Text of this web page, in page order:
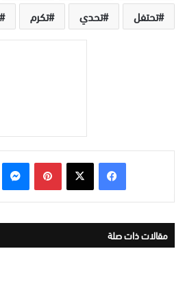
تحتفل
تحدي تكرم
بينتيريست
مقالات ذات صلة